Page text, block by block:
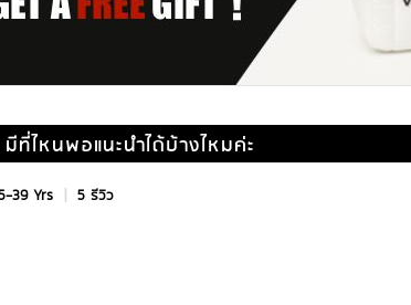
ที่ไหนพอแนะนำได้บ้างไหมค่ะ
39 Yrs | 5 รีวิว